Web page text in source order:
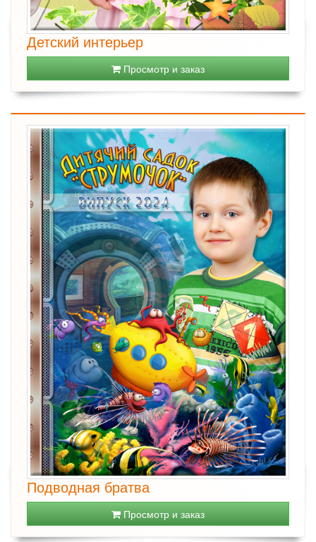
Детский интерьер
Просмотр и заказ
Подводная братва
Просмотр и заказ